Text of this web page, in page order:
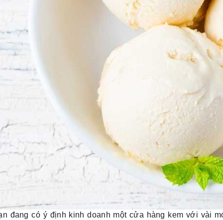
đang có ý định kinh doanh một cửa hàng kem với vài